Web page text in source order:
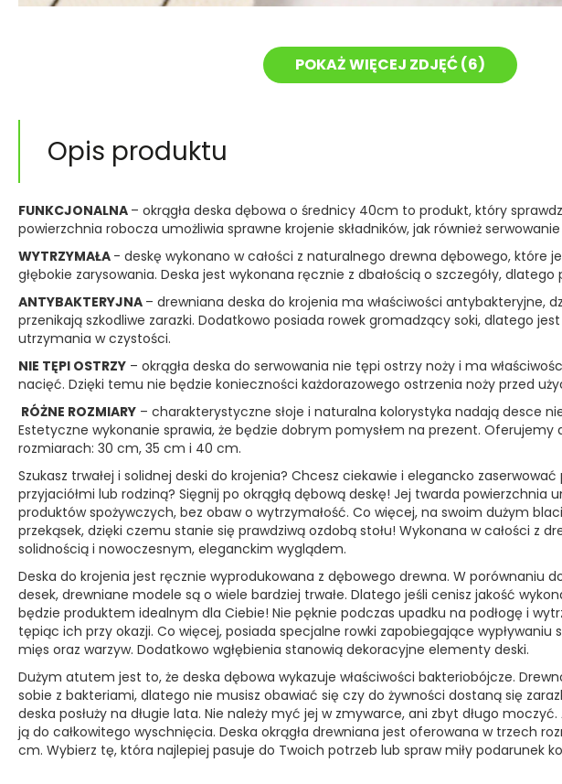
POKAŻ WIĘCEJ ZDJĘĆ (6)
Opis produktu
FUNKCJONALNA – okrągła deska dębowa o średnicy 40cm to produkt, który
powierzchnia robocza umożliwia sprawne krojenie składników, jak również
WYTRZYMAŁA - deskę wykonano w całości z naturalnego drewna dębowego, które
głębokie zarysowania. Deska jest wykonana ręcznie z dbałością o szczegóły, dlatego
ANTYBAKTERYJNA – drewniana deska do krojenia ma właściwości antybakteryjne,
przenikają szkodliwe zarazki. Dodatkowo posiada rowek gromadzący soki, dlatego
utrzymania w czystości.
NIE TĘPI OSTRZY – okrągła deska do serwowania nie tępi ostrzy noży i ma
nacięć. Dzięki temu nie będzie konieczności każdorazowego ostrzenia noży przed
RÓŻNE ROZMIARY – charakterystyczne słoje i naturalna kolorystyka nadają desce
Estetyczne wykonanie sprawia, że będzie dobrym pomysłem na prezent. Oferujemy
rozmiarach: 30 cm, 35 cm i 40 cm.
Szukasz trwałej i solidnej deski do krojenia? Chcesz ciekawie i elegancko
przyjaciółmi lub rodziną? Sięgnij po okrągłą dębową deskę! Jej twarda powierzchnia
produktów spożywczych, bez obaw o wytrzymałość. Co więcej, na swoim dużym
przekąsek, dzięki czemu stanie się prawdziwą ozdobą stołu! Wykonana w całości z
solidnością i nowoczesnym, eleganckim wyglądem.
Deska do krojenia jest ręcznie wyprodukowana z dębowego drewna. W porównaniu
desek, drewniane modele są o wiele bardziej trwałe. Dlatego jeśli cenisz jakość
będzie produktem idealnym dla Ciebie! Nie pęknie podczas upadku na podłogę i
tępiąc ich przy okazji. Co więcej, posiada specjalne rowki zapobiegające wypływaniu
mięs oraz warzyw. Dodatkowo wgłębienia stanowią dekoracyjne elementy deski.
Dużym atutem jest to, że deska dębowa wykazuje właściwości bakteriobójcze.
sobie z bakteriami, dlatego nie musisz obawiać się czy do żywności dostaną się
deska posłuży na długie lata. Nie należy myć jej w zmywarce, ani zbyt długo
ją do całkowitego wyschnięcia. Deska okrągła drewniana jest oferowana w trzech
cm. Wybierz tę, która najlepiej pasuje do Twoich potrzeb lub spraw miły podarunek